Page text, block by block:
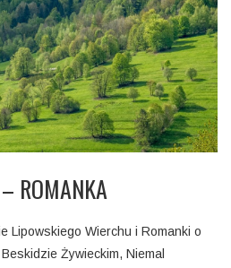
ROMANKA
Lipowskiego Wierchu i Romanki o
Żywieckim, Niemal